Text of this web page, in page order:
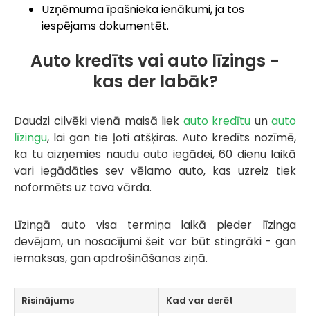
Uzņēmuma īpašnieka ienākumi, ja tos
iespējams dokumentēt.
Auto kredīts vai auto līzings -
kas der labāk?
Daudzi cilvēki vienā maisā liek auto kredītu un auto
līzingu, lai gan tie ļoti atšķiras. Auto kredīts nozīmē,
ka tu aizņemies naudu auto iegādei, 60 dienu laikā
vari iegādāties sev vēlamo auto, kas uzreiz tiek
noformēts uz tava vārda.
Līzingā auto visa termiņa laikā pieder līzinga
devējam, un nosacījumi šeit var būt stingrāki - gan
iemaksas, gan apdrošināšanas ziņā.
Risinājums Kad var derēt